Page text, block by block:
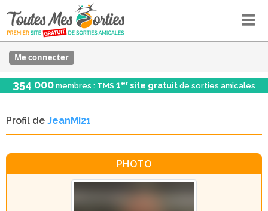
Me connecter
354 000 membres : TMS 1er site gratuit de sorties amicales
Profil de JeanMi21
PHOTO